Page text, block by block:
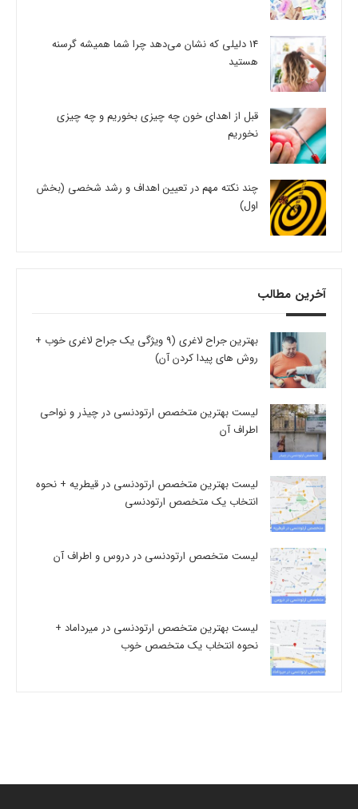
14 دلیلی که نشان می‌دهد چرا شما همیشه گرسنه
هستید
قبل از اهدای خون چه چیزی بخوریم و چه چیزی
نخوریم
چند نکته مهم در تعیین اهداف و رشد شخصی (بخش
اول)
آخرین مطالب
بهترین جراح لاغری (9 ویژگی یک جراح لاغری خوب +
روش های پیدا کردن آن)
لیست بهترین متخصص ارتودنسی در چیذر و نواحی
اطراف آن
لیست بهترین متخصص ارتودنسی در قیطریه + نحوه
انتخاب یک متخصص ارتودنسی
لیست متخصص ارتودنسی در دروس و اطراف آن
لیست بهترین متخصص ارتودنسی در میرداماد +
نحوه انتخاب یک متخصص خوب